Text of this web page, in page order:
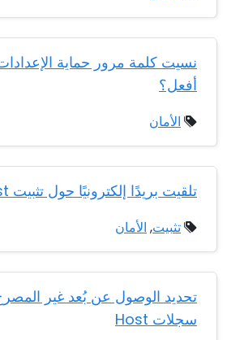
نسيت كلمة مرور حماية
أفعل؟
الأمان
تلقيت بريدًا إلكترونيًا حول تثبيت Host لم أبدأه.
تثبيت, الأمان
تحديد الوصول عن بُعد غير
سجلات Host